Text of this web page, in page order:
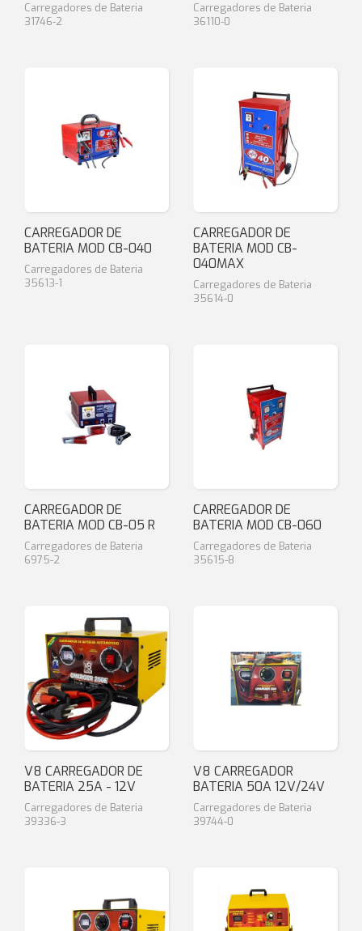
Carregadores de Bateria
31746-2
Carregadores de Bateria
36110-0
CARREGADOR DE
BATERIA MOD CB-040
Carregadores de Bateria
35613-1
CARREGADOR DE
BATERIA MOD CB-
040MAX
Carregadores de Bateria
35614-0
CARREGADOR DE
BATERIA MOD CB-05 R
Carregadores de Bateria
6975-2
CARREGADOR DE
BATERIA MOD CB-060
Carregadores de Bateria
35615-8
V8 CARREGADOR DE
BATERIA 25A - 12V
Carregadores de Bateria
39336-3
V8 CARREGADOR
BATERIA 50A 12V/24V
Carregadores de Bateria
39744-0